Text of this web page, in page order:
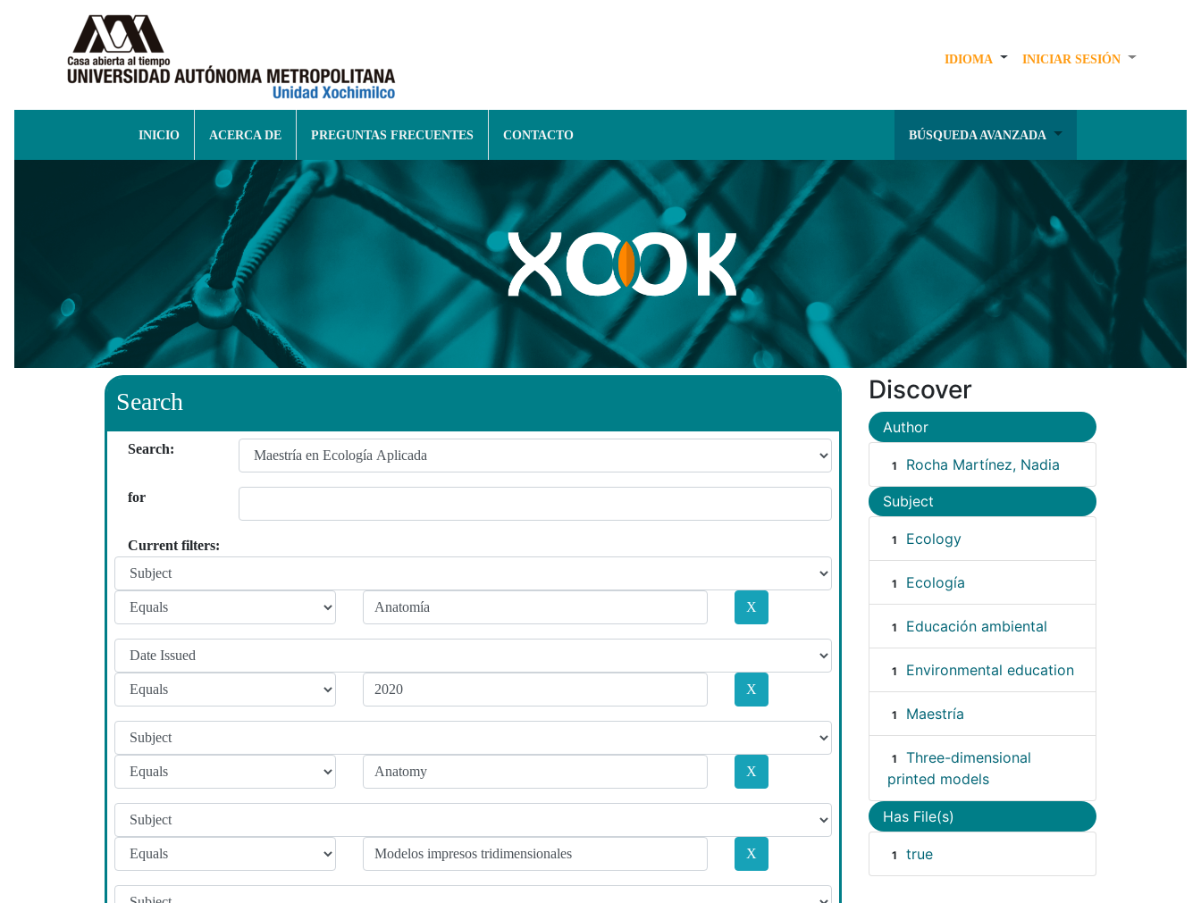
IDIOMA INICIAR SESIÓN
INICIO ACERCA DE PREGUNTAS FRECUENTES CONTACTO BÚSQUEDA AVANZADA
Search
Search:
for
Current filters:
Discover
Author
1 Rocha Martínez, Nadia
Subject
1 Ecology
1 Ecología
1 Educación ambiental
1 Environmental education
1 Maestría
1
Three-dimensional
printed models
Has File(s)
1 true